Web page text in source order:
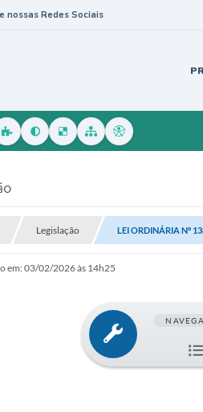
nossas Redes Sociais
Legislação LEI ORDINÁRIA Nº
em: 03/02/2026 às 14h25